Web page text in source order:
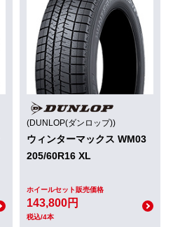
(DUNLOP(ダンロップ))
ウィンターマックス WM03
205/60R16 XL
ホイールセット販売価格
143,800円
税込/4本